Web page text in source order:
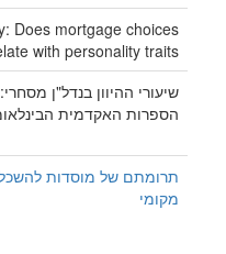
Does mortgage choices
with personality traits?
שיעורי ההיוון בנדל"ן
הספרות האקדמית
תרומתם של מוסדות
מקומי